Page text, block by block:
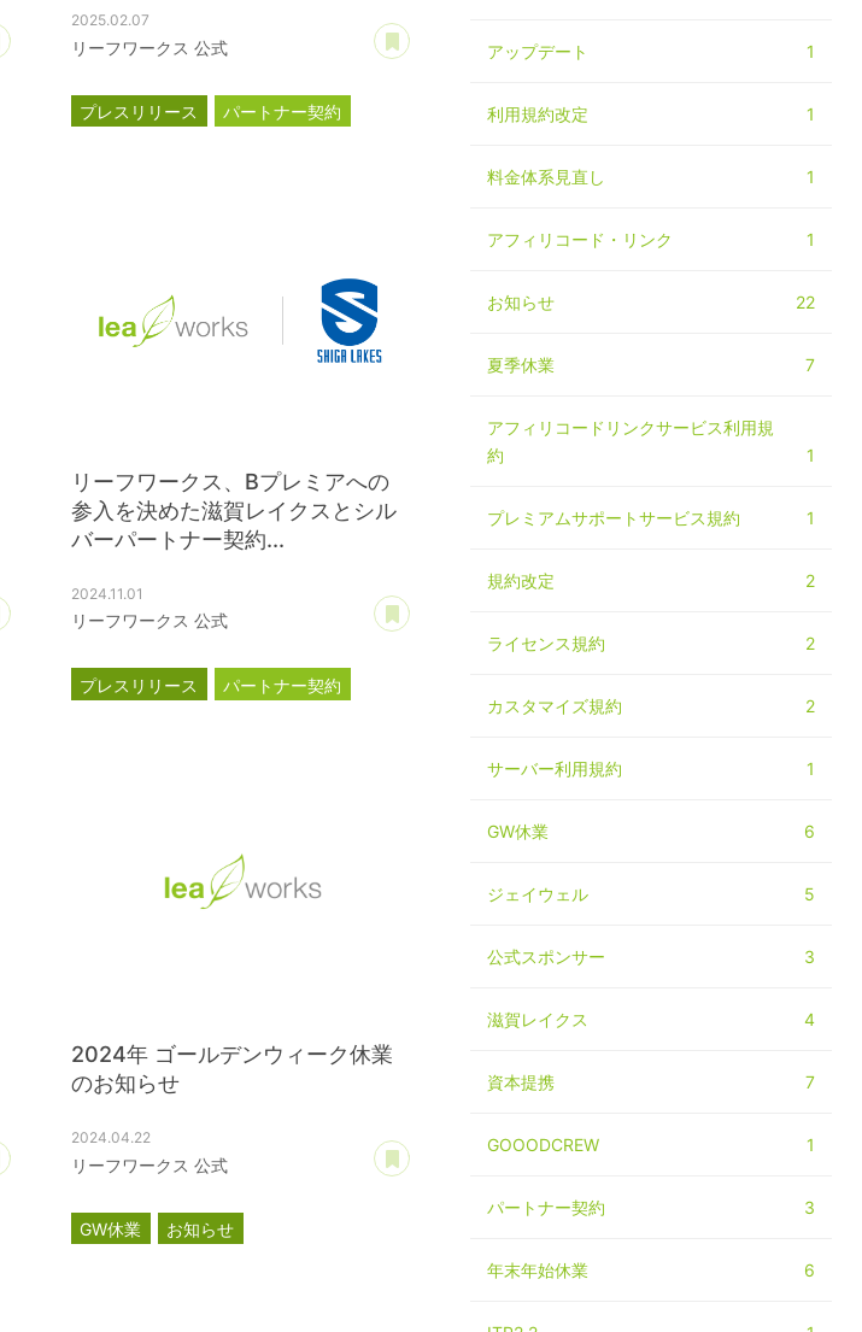
あとで読む
2025.02.07
リーフワークス 公式
あとで読む
プレスリリース
パートナー契約
あとで読む
リーフワークス、Bプレミアへの
参入を決めた滋賀レイクスとシル
バーパートナー契約...
2024.11.01
リーフワークス 公式
あとで読む
プレスリリース
パートナー契約
あとで読む
2024年 ゴールデンウィーク休業
のお知らせ
2024.04.22
リーフワークス 公式
あとで読む
GW休業 お知らせ
アップデート 1
利用規約改定 1
料金体系見直し 1
アフィリコード・リンク 1
お知らせ 22
夏季休業 7
アフィリコードリンクサービス利用規
約
1
プレミアムサポートサービス規約 1
規約改定 2
ライセンス規約 2
カスタマイズ規約 2
サーバー利用規約 1
GW休業 6
ジェイウェル 5
公式スポンサー 3
滋賀レイクス 4
資本提携 7
GOOODCREW 1
パートナー契約 3
年末年始休業 6